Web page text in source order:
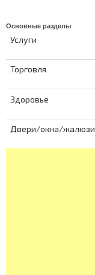
Основные разделы
Услуги
Торговля
Здоровье
Двери/окна/жалюзи